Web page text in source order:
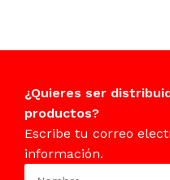
¿Quieres ser
productos?
Escribe tu correo
información.